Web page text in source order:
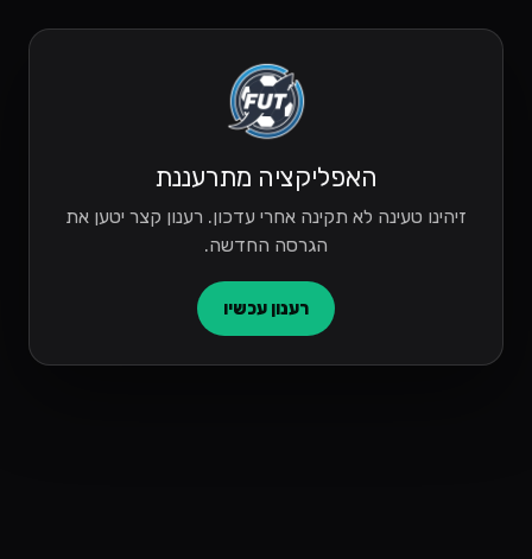
האפליקציה מתרעננת
זיהינו טעינה לא תקינה אחרי עדכון. רענון קצר יטען את
הגרסה החדשה.
רענון עכשיו